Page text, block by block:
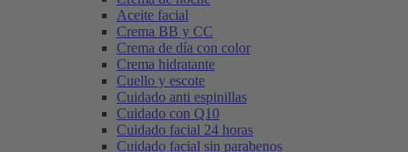
Aceite facial
Crema BB y CC
Crema de día con color
Crema hidratante
Cuello y escote
Cuidado anti espinillas
Cuidado con Q10
Cuidado facial 24 horas
Cuidado facial sin parabenos